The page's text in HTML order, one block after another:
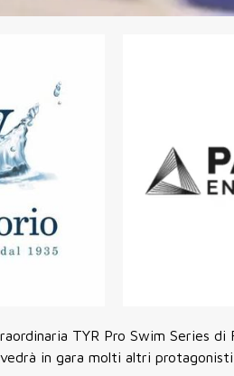
TYR Pro Swim Series
in gara molti altri